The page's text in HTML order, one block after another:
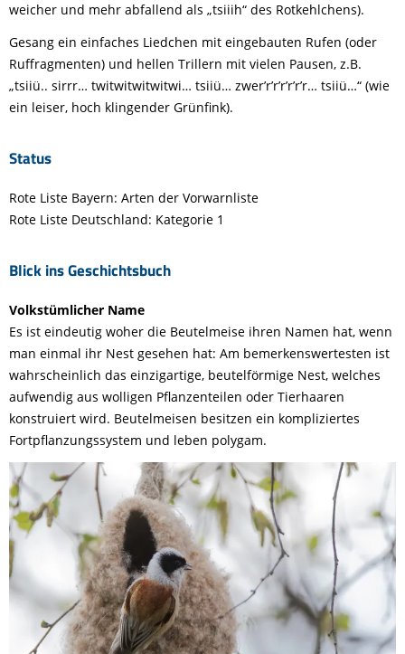
weicher und mehr abfallend als „tsiiih“ des Rotkehlchens).
Gesang ein einfaches Liedchen mit eingebauten Rufen (oder
Ruffragmenten) und hellen Trillern mit vielen Pausen, z.B.
„tsiiü.. sirrr… twitwitwitwitwi… tsiiü… zwer’r’r’r’r’r’r… tsiiü…“ (wie
ein leiser, hoch klingender Grünfink).
Status
Rote Liste Bayern: Arten der Vorwarnliste
Rote Liste Deutschland: Kategorie 1
Blick ins Geschichtsbuch
Volkstümlicher Name
Es ist eindeutig woher die Beutelmeise ihren Namen hat, wenn
man einmal ihr Nest gesehen hat: Am bemerkenswertesten ist
wahrscheinlich das einzigartige, beutelförmige Nest, welches
aufwendig aus wolligen Pflanzenteilen oder Tierhaaren
konstruiert wird. Beutelmeisen besitzen ein kompliziertes
Fortpflanzungssystem und leben polygam.